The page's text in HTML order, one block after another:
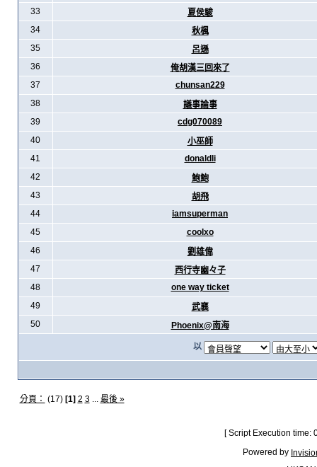
33
夏侯駿
34
秋楓
35
呂遜
36
俺胡漢三回來了
37
chunsan229
38
議事論事
39
cdg070089
40
小巫師
41
donaldli
42
鮑鮑
43
胡飛
44
iamsuperman
45
coolxo
46
劉雄偉
47
西行寺幽々子
48
one way ticket
49
武襄
50
Phoenix@南海
以
分頁： (17) [1] 2 3... 最後 »
[ Script Execution
Powered by